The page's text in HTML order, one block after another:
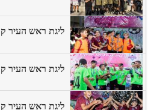
ליגת ראש העיר קרית
ליגת ראש העיר קרית
ליגת ראש העיר קרית